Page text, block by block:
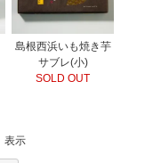
島根西浜いも焼き芋
サブレ(小)
SOLD OUT
表示